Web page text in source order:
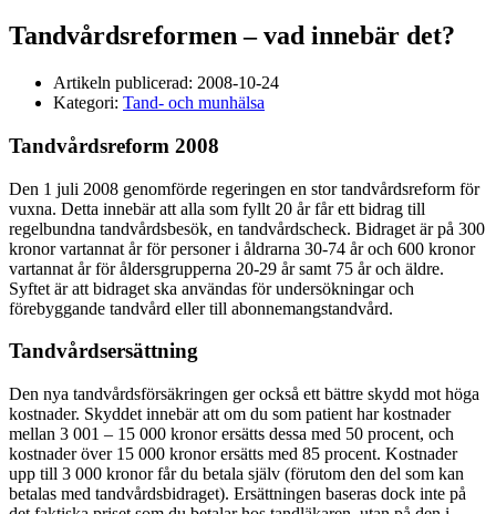
Tandvårdsreformen – vad innebär det?
Artikeln publicerad: 2008-10-24
Kategori: Tand- och munhälsa
Tandvårdsreform 2008
Den 1 juli 2008 genomförde regeringen en stor tandvårdsreform för
vuxna. Detta innebär att alla som fyllt 20 år får ett bidrag till
regelbundna tandvårdsbesök, en tandvårdscheck. Bidraget är på 300
kronor vartannat år för personer i åldrarna 30-74 år och 600 kronor
vartannat år för åldersgrupperna 20-29 år samt 75 år och äldre.
Syftet är att bidraget ska användas för undersökningar och
förebyggande tandvård eller till abonnemangstandvård.
Tandvårdsersättning
Den nya tandvårdsförsäkringen ger också ett bättre skydd mot höga
kostnader. Skyddet innebär att om du som patient har kostnader
mellan 3 001 – 15 000 kronor ersätts dessa med 50 procent, och
kostnader över 15 000 kronor ersätts med 85 procent. Kostnader
upp till 3 000 kronor får du betala själv (förutom den del som kan
betalas med tandvårdsbidraget). Ersättningen baseras dock inte på